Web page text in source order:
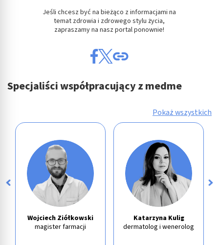
Jeśli chcesz być na bieżąco z informacjami na
temat zdrowia i zdrowego stylu życia,
zapraszamy na nasz portal ponownie!
Specjaliści współpracujący z medme
Pokaż wszystkich
Wojciech Ziółkowski
magister farmacji
Katarzyna Kulig
dermatolog i wenerolog